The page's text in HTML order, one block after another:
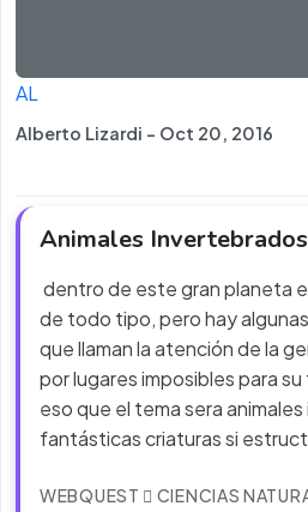
AL
Alberto Lizardi - Oct 20, 2016
Animales Invertebrados
dentro de este gran planeta
de todo tipo, pero hay
que llaman la atención de la
por lugares imposibles para
eso que el tema sera
fantásticas criaturas si
WEBQUEST CIENCIAS